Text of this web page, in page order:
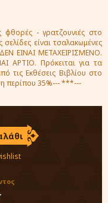
- γρατζουνιές στο
είναι τσαλακωμένες
ΕΙΝΑΙ ΜΕΤΑΧΕΙΡΙΣΜΕΝΟ.
ΑΡΤΙΟ. Πρόκειται για τα
τις Εκθέσεις Βιβλίου στο
περίπου 35%--- ***---